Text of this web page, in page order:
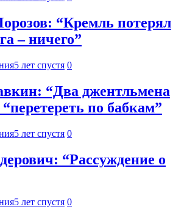
“Кремль потерял
– ничего”
5 лет спустя 0
“Два джентльмена
по бабкам”
5 лет спустя 0
“Рассуждение о
5 лет спустя 0